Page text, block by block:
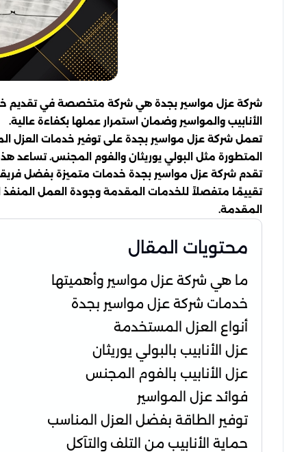
شركة عزل مواسير بجدة هي شركة متخصصة في تقديم
الأنابيب والمواسير وضمان استمرار عملها بكفاءة عالية.
تعمل شركة عزل مواسير بجدة على توفير خدمات العزل
المتطورة مثل البولي يوريثان والفوم المجنس. تساعد
تقدم شركة عزل مواسير بجدة خدمات متميزة بفضل
تقييمًا متفصلاً للخدمات المقدمة وجودة العمل المنفذ
المقدمة.
محتويات المقال
ما هي شركة عزل مواسير وأهميتها
خدمات شركة عزل مواسير بجدة
أنواع العزل المستخدمة
عزل الأنابيب بالبولي يوريثان
عزل الأنابيب بالفوم المجنس
فوائد عزل المواسير
توفير الطاقة بفضل العزل المناسب
حماية الأنابيب من التلف والتآكل